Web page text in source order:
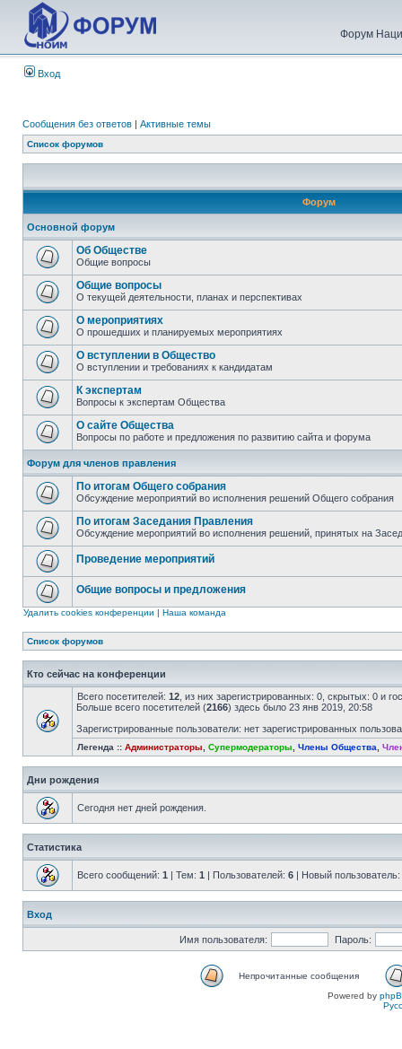
Форум
Вход
Сообщения без ответов | Активные темы
Список форумов
Форум
Основной форум
Об Обществе
Общие вопросы
Общие вопросы
О текущей деятельности, планах и перспективах
О мероприятиях
О прошедших и планируемых мероприятиях
О вступлении в Общество
О вступлении и требованиях к кандидатам
К экспертам
Вопросы к экспертам Общества
О сайте Общества
Вопросы по работе и предложения по развитию сайта и форума
Форум для членов правления
По итогам Общего собрания
Обсуждение мероприятий во исполнения решений Общего собрания
По итогам Заседания Правления
Обсуждение мероприятий во исполнения решений, принятых на
Проведение мероприятий
Общие вопросы и предложения
Удалить cookies конференции | Наша команда
Список форумов
Кто сейчас на конференции
Всего посетителей: 12 , из них зарегистрированных: 0, скрытых: 0 и
Больше всего посетителей (2166) здесь было 23 янв 2019, 20:58
Зарегистрированные пользователи: нет зарегистрированных
Легенда :: Администраторы Супермодераторы Члены Общества
Дни рождения
Сегодня нет дней рождения.
Статистика
Всего сообщений: 1 | Тем: 1 | Пользователей: 6 | Новый пользователь:
Вход
Имя пользователя: Пароль:
Непрочитанные сообщения
Powered by